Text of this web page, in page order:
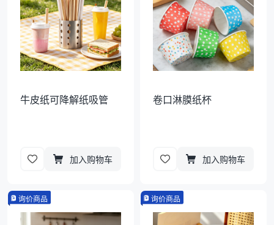
牛皮纸可降解纸吸管
加入购物车
卷口淋膜纸杯
加入购物车
询价商品 询价商品